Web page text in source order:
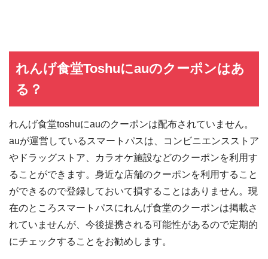
れんげ食堂Toshuにauのクーポンはあ
る？
れんげ食堂toshuにauのクーポンは配布されていません。
auが運営しているスマートパスは、コンビニエンスストア
やドラッグストア、カラオケ施設などのクーポンを利用す
ることができます。身近な店舗のクーポンを利用すること
ができるので登録しておいて損することはありません。現
在のところスマートパスにれんげ食堂のクーポンは掲載さ
れていませんが、今後提携される可能性があるので定期的
にチェックすることをお勧めします。